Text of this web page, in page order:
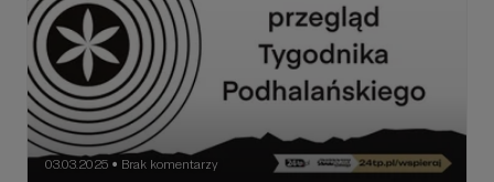
03.03.2025 ● Brak komentarzy